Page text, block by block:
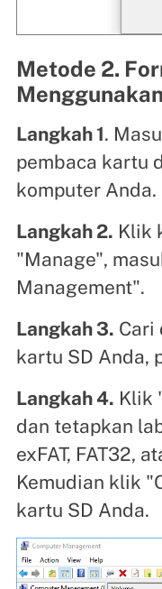
Metode 2.
Langkah 1.
pembaca kartu
komputer Anda.
Langkah 2. Klik
"Manage",
Management".
Langkah 3. Cari
kartu SD Anda,
Langkah 4. Klik
dan tetapkan
exFAT, FAT32,
Kemudian klik
kartu SD Anda.